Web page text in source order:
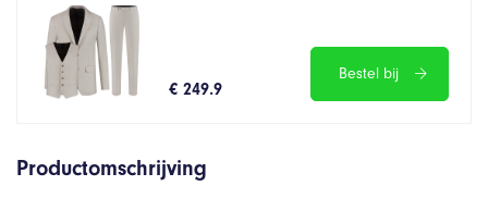
€ 249.9
Bestel bij
Productomschrijving